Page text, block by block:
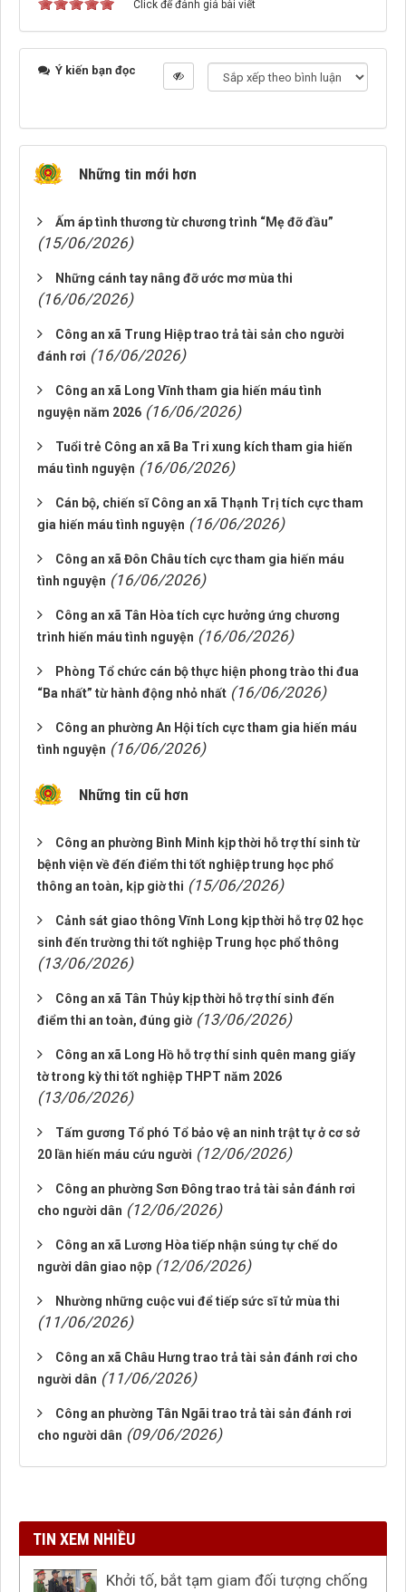
Click để đánh giá bài viết
Ý kiến bạn đọc
Những tin mới hơn
Ấm áp tình thương từ chương trình “Mẹ đỡ đầu”
(15/06/2026)
Những cánh tay nâng đỡ ước mơ mùa thi
(16/06/2026)
Công an xã Trung Hiệp trao trả tài sản cho người
đánh rơi (16/06/2026)
Công an xã Long Vĩnh tham gia hiến máu tình
nguyện năm 2026 (16/06/2026)
Tuổi trẻ Công an xã Ba Tri xung kích tham gia hiến
máu tình nguyện (16/06/2026)
Cán bộ, chiến sĩ Công an xã Thạnh Trị tích cực tham
gia hiến máu tình nguyện (16/06/2026)
Công an xã Đôn Châu tích cực tham gia hiến máu
tình nguyện (16/06/2026)
Công an xã Tân Hòa tích cực hưởng ứng chương
trình hiến máu tình nguyện (16/06/2026)
Phòng Tổ chức cán bộ thực hiện phong trào thi đua
“Ba nhất” từ hành động nhỏ nhất (16/06/2026)
Công an phường An Hội tích cực tham gia hiến máu
tình nguyện (16/06/2026)
Những tin cũ hơn
Công an phường Bình Minh kịp thời hỗ trợ thí sinh từ
bệnh viện về đến điểm thi tốt nghiệp trung học phổ
thông an toàn, kịp giờ thi (15/06/2026)
Cảnh sát giao thông Vĩnh Long kịp thời hỗ trợ 02 học
sinh đến trường thi tốt nghiệp Trung học phổ thông
(13/06/2026)
Công an xã Tân Thủy kịp thời hỗ trợ thí sinh đến
điểm thi an toàn, đúng giờ (13/06/2026)
Công an xã Long Hồ hỗ trợ thí sinh quên mang giấy
tờ trong kỳ thi tốt nghiệp THPT năm 2026
(13/06/2026)
Tấm gương Tổ phó Tổ bảo vệ an ninh trật tự ở cơ sở
20 lần hiến máu cứu người (12/06/2026)
Công an phường Sơn Đông trao trả tài sản đánh rơi
cho người dân (12/06/2026)
Công an xã Lương Hòa tiếp nhận súng tự chế do
người dân giao nộp (12/06/2026)
Nhường những cuộc vui để tiếp sức sĩ tử mùa thi
(11/06/2026)
Công an xã Châu Hưng trao trả tài sản đánh rơi cho
người dân (11/06/2026)
Công an phường Tân Ngãi trao trả tài sản đánh rơi
cho người dân (09/06/2026)
TIN XEM NHIỀU
Khởi tố, bắt tạm giam đối tượng chống